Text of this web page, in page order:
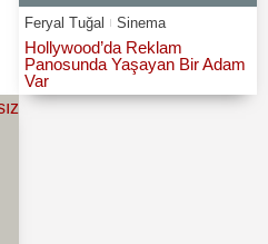
Feryal Tuğal Sinema
Hollywood’da Reklam
Panosunda Yaşayan Bir Adam
Var